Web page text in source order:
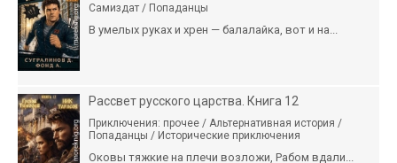
Самиздат / Попаданцы
В умелых руках и хрен — балалайка, вот и на...
Рассвет русского царства. Книга 12
Приключения: прочее / Альтернативная история /
Попаданцы / Исторические приключения
Оковы тяжкие на плечи возложи, Рабом вдали...